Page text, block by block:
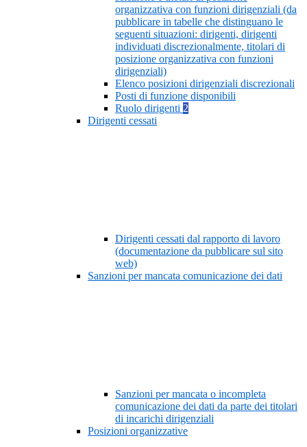
organizzativa con funzioni dirigenziali (da
pubblicare in tabelle che distinguano le
seguenti situazioni: dirigenti, dirigenti
individuati discrezionalmente, titolari di
posizione organizzativa con funzioni
dirigenziali)
Elenco posizioni dirigenziali discrezionali
Posti di funzione disponibili
Ruolo dirigenti 2
Dirigenti cessati
Dirigenti cessati dal rapporto di lavoro
(documentazione da pubblicare sul sito
web)
Sanzioni per mancata comunicazione dei dati
Sanzioni per mancata o incompleta
comunicazione dei dati da parte dei titolari
di incarichi dirigenziali
Posizioni organizzative